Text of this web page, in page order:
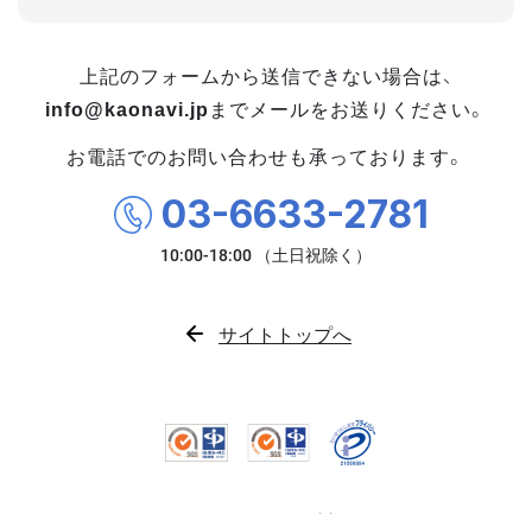
上記のフォームから送信できない場合は、
info@kaonavi.jp までメールをお送りください。
お電話でのお問い合わせも承っております。
03-6633-2781
サイトトップへ